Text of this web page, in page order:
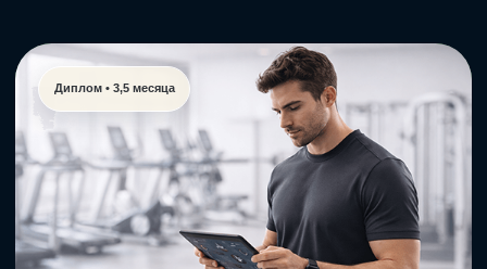
Оформить • 2 999 ₽